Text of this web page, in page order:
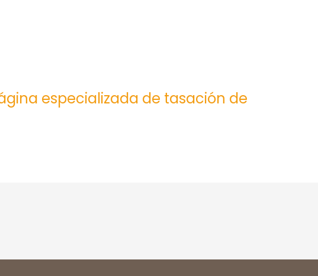
especializada de tasación de